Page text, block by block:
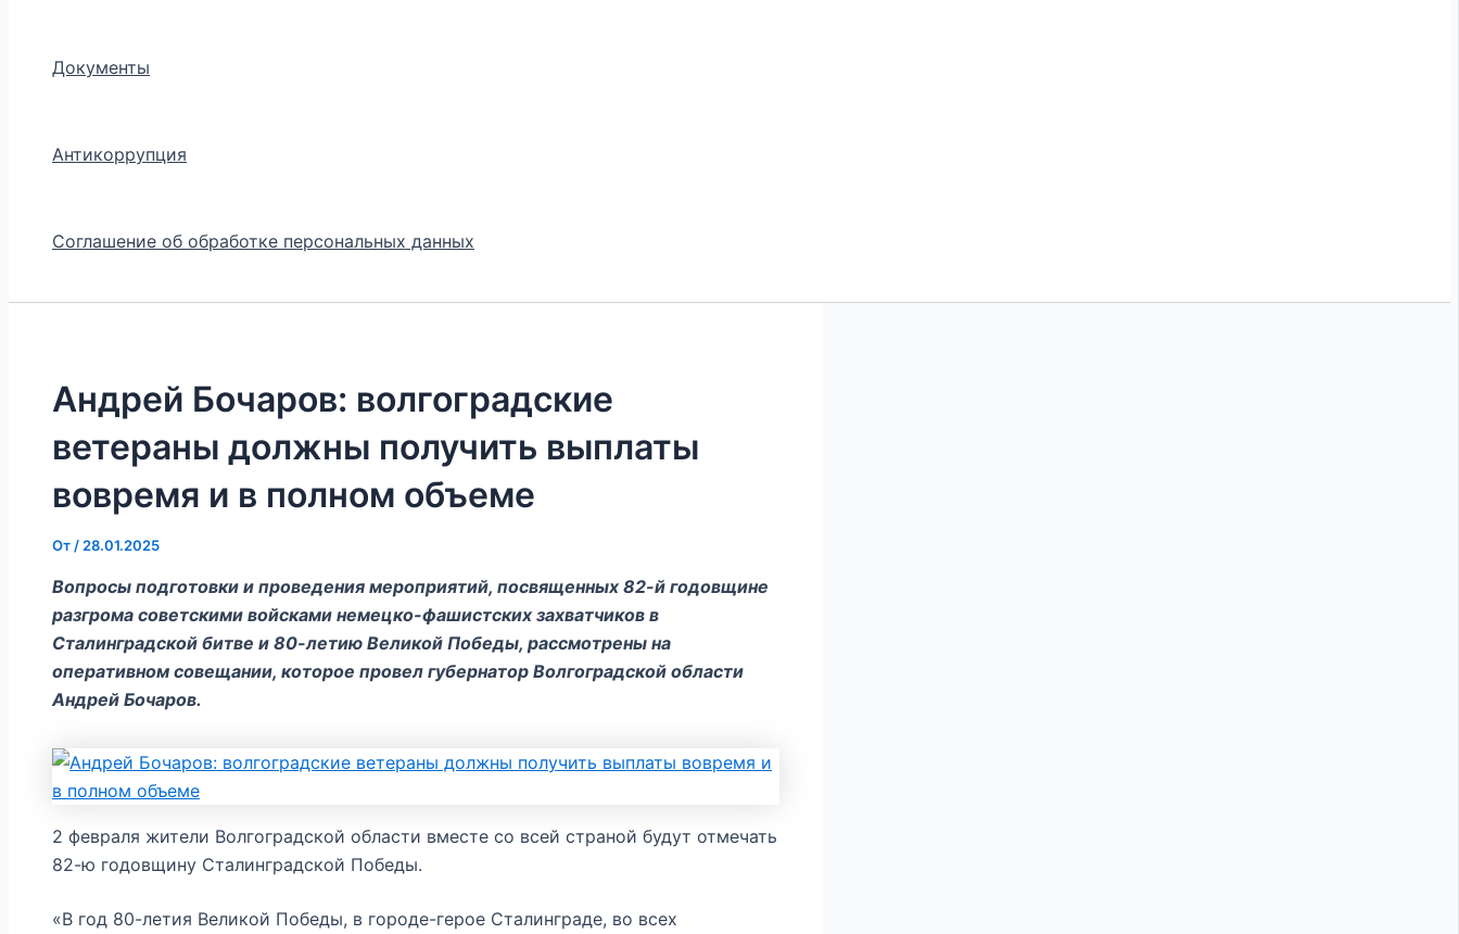
Документы
Антикоррупция
Соглашение об обработке персональных данных
Андрей Бочаров: волгоградские
ветераны должны получить выплаты
вовремя и в полном объеме
От / 28.01.2025
Вопросы подготовки и проведения мероприятий, посвященных 82-й годовщине
разгрома советскими войсками немецко-фашистских захватчиков в
Сталинградской битве и 80-летию Великой Победы, рассмотрены на
оперативном совещании, которое провел губернатор Волгоградской области
Андрей Бочаров.
2 февраля жители Волгоградской области вместе со всей страной будут отмечать
82-ю годовщину Сталинградской Победы.
«В год 80-летия Великой Победы, в городе-герое Сталинграде, во всех